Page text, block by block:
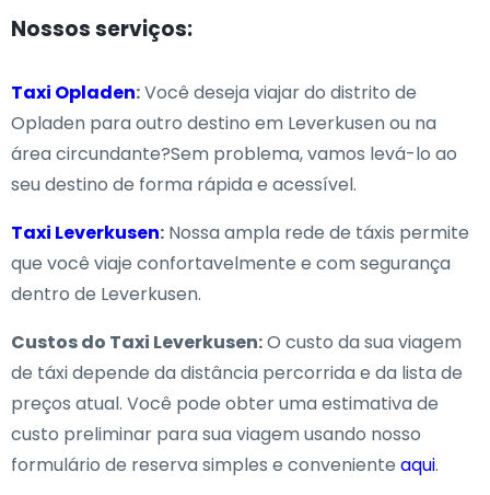
Nossos serviços:
Taxi Opladen:Você deseja viajar do distrito de
Opladen para outro destino em Leverkusen ou na
área circundante?Sem problema, vamos levá-lo ao
seu destino de forma rápida e acessível.
Taxi Leverkusen: Nossa ampla rede de táxis permite
que você viaje confortavelmente e com segurança
dentro de Leverkusen.
Custos do Taxi Leverkusen:O custo da sua viagem
de táxi depende da distância percorrida e da lista de
preços atual. Você pode obter uma estimativa de
custo preliminar para sua viagem usando nosso
formulário de reserva simples e conveniente aqui.